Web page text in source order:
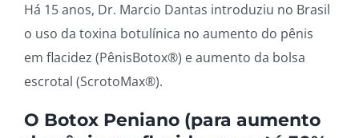
Há 15 anos, Dr. Marcio Dantas introduziu no Brasil
o uso da toxina botulínica no aumento do pênis
em flacidez (PênisBotox®) e aumento da bolsa
escrotal (ScrotoMax®).
O Botox Peniano (para aumento